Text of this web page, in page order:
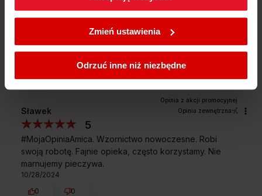
W każdej chwili możesz zmienić wybrane przez Ciebie
ustawienia plików cookies wchodząc w zakładkę
Zmień ustawienia
Odrzuć inne niż niezbędne
Opinie klientów
Sławek Opinia zewnętrzna
5
#MojaOpiniaAmica. Wzornictwo nowoczesne. Robi
swoją robotę. Fajnie opieka, często korzystamy. Nie
marnujemy pieczywa.
10/28/2024
0
0